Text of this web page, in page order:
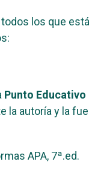
los que
Punto Educativo
autoría y la
APA, 7ª.ed.